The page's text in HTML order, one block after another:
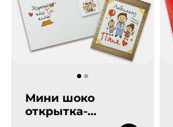
Мини шоко
открытка-